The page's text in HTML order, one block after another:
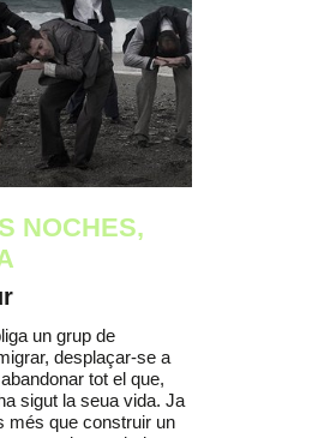
NOCHES,
un grup de
desplaçar-se a
tot el que,
sigut la seua vida. Ja
més que construir un